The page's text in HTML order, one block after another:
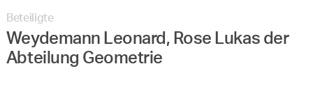
Beteiligte
Weydemann Leonard, Rose Lukas der
Abteilung Geometrie